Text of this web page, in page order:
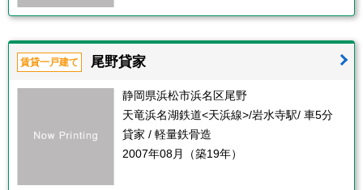
賃貸一戸建て 尾野貸家
静岡県浜松市浜名区尾野
天竜浜名湖鉄道<天浜線>/岩水寺駅/ 車5分
貸家 / 軽量鉄骨造
2007年08月（築19年）